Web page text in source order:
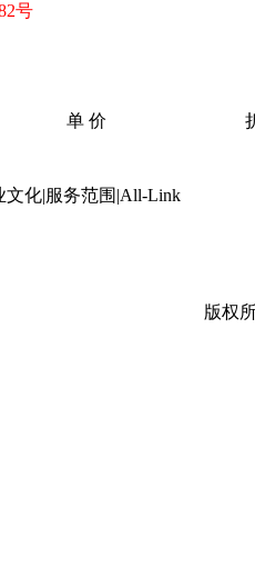
号
单 价
文化|服务范围 |All-Link
版权